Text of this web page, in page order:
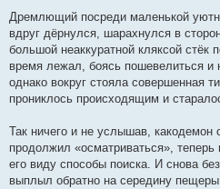
Дремлющий посреди маленькой
вдруг дёрнулся, шарахнулся в
большой неаккуратной кляксой стёк
время лежал, боясь пошевелиться и
однако вокруг стояла совершенная
прониклось происходящим и
Так ничего и не услышав, какодемон
продолжил «осматриваться»,
его виду способы поиска. И снова
выплыл обратно на середину